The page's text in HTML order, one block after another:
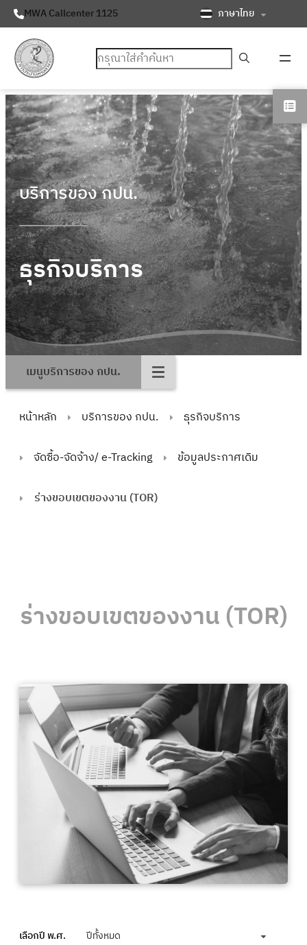
MWA Callcenter 1125 ภาษาไทย
ค้นหา
บริการของ กปน.
ธุรกิจบริการ
เมนูบริการของ กปน.
หน้าหลัก บริการของ กปน. ธุรกิจบริการ
จัดซื้อ-จัดจ้าง/ e-Tracking ข้อมูลประกาศเดิม
ร่างขอบเขตของงาน (TOR)
ร่างขอบเขตของงาน (TOR)
เลือกปี พ.ศ. ปีทั้งหมด